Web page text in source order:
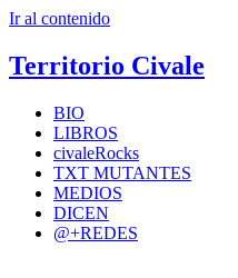
Ir al contenido
Territorio Civale
BIO
LIBROS
civaleRocks
TXT MUTANTES
MEDIOS
DICEN
@+REDES